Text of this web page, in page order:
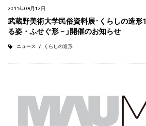
2011年08月12日
武蔵野美術大学民俗資料展･くらしの造形
る姿・ふせぐ形－」開催のお知らせ
ニュース くらしの造形